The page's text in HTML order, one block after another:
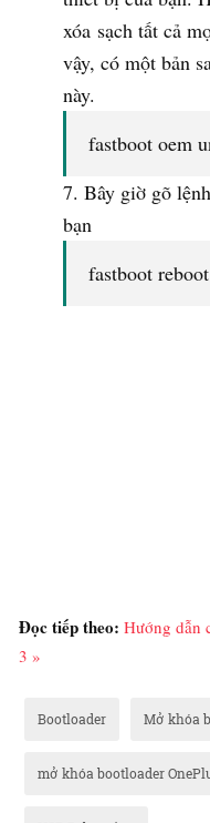
xóa sạch tất cả
vậy, có một bản
này.
fastboot oem
Bây giờ gõ
bạn
fastboot reboot
Đọc tiếp theo: Hướng dẫn
3 »
Bootloader Mở khóa
mở khóa bootloader